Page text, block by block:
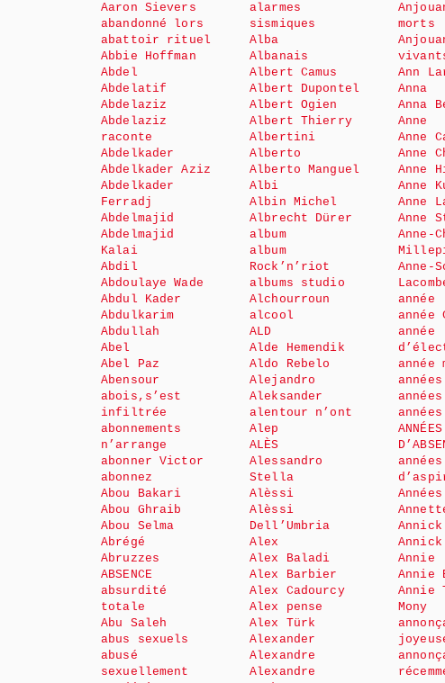
Aaron Sievers
abandonné lors
abattoir rituel
Abbie Hoffman
Abdel
Abdelatif
Abdelaziz
Abdelaziz
raconte
Abdelkader
Abdelkader Aziz
Abdelkader
Ferradj
Abdelmajid
Abdelmajid
Kalai
Abdil
Abdoulaye Wade
Abdul Kader
Abdulkarim
Abdullah
Abel
Abel Paz
Abensour
abois,s’est
infiltrée
abonnements
n’arrange
abonner Victor
abonnez
Abou Bakari
Abou Ghraib
Abou Selma
Abrégé
Abruzzes
ABSENCE
absurdité
totale
Abu Saleh
abus sexuels
abusé
sexuellement
alarmes
sismiques
Alba
Albanais
Albert Camus
Albert Dupontel
Albert Ogien
Albert Thierry
Albertini
Alberto
Alberto Manguel
Albi
Albin Michel
Albrecht Dürer
album
album
Rock’n’riot
albums studio
Alchourroun
alcool
ALD
Alde Hemendik
Aldo Rebelo
Alejandro
Aleksander
alentour n’ont
Alep
ALÈS
Alessandro
Stella
Alèssi
Alèssi
Dell’Umbria
Alex
Alex Baladi
Alex Barbier
Alex Cadourcy
Alex pense
Alex Türk
Alexander
Alexandre
Alexandre
morts
Ann
Anna
Anna
Anne
Anne
Anne
Anne
Anne
Anne
Anne
Anne-
Anne-
année
année
année
année
années
ANNÉES
années
Annick
Annie
Annie
Annie
Mony